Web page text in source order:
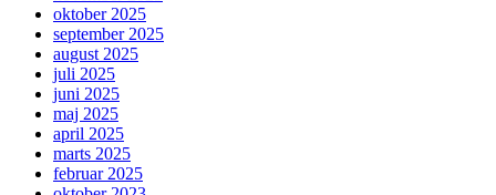
oktober 2025
september 2025
august 2025
juli 2025
juni 2025
maj 2025
april 2025
marts 2025
februar 2025